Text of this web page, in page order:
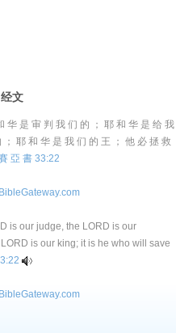
文
华 是 审 判 我 们 的 ； 耶 和 华 是 给 我
； 耶 和 华 是 我 们 的 王 ； 他 必 拯 救
亞 書 33:22
BibleGateway.com
is our judge, the LORD is our
LORD is our king; it is he who will save
BibleGateway.com